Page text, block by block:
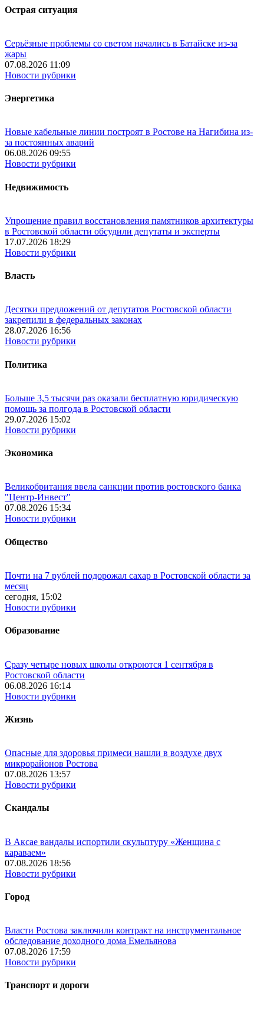
Острая ситуация
Серьёзные проблемы со светом начались в Батайске из-за
жары
07.08.2026 11:09
Новости рубрики
Энергетика
Новые кабельные линии построят в Ростове на Нагибина из-
за постоянных аварий
06.08.2026 09:55
Новости рубрики
Недвижимость
Упрощение правил восстановления памятников архитектуры
в Ростовской области обсудили депутаты и эксперты
17.07.2026 18:29
Новости рубрики
Власть
Десятки предложений от депутатов Ростовской области
закрепили в федеральных законах
28.07.2026 16:56
Новости рубрики
Политика
Больше 3,5 тысячи раз оказали бесплатную юридическую
помощь за полгода в Ростовской области
29.07.2026 15:02
Новости рубрики
Экономика
Великобритания ввела санкции против ростовского банка
"Центр-Инвест"
07.08.2026 15:34
Новости рубрики
Общество
Почти на 7 рублей подорожал сахар в Ростовской области за
месяц
сегодня, 15:02
Новости рубрики
Образование
Сразу четыре новых школы откроются 1 сентября в
Ростовской области
06.08.2026 16:14
Новости рубрики
Жизнь
Опасные для здоровья примеси нашли в воздухе двух
микрорайонов Ростова
07.08.2026 13:57
Новости рубрики
Скандалы
В Аксае вандалы испортили скульптуру «Женщина с
караваем»
07.08.2026 18:56
Новости рубрики
Город
Власти Ростова заключили контракт на инструментальное
обследование доходного дома Емельянова
07.08.2026 17:59
Новости рубрики
Транспорт и дороги